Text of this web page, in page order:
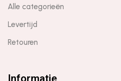
Alle categorieën
Levertijd
Retouren
Informatie